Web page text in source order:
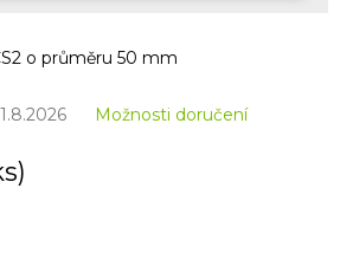
Možnosti doručení
o průměru 50 mm